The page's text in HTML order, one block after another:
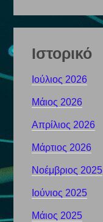
Ιστορικό
Ιούλιος 2026
Μάιος 2026
Απρίλιος 2026
Μάρτιος 2026
Νοέμβριος 2025
Ιούνιος 2025
Μάιος 2025